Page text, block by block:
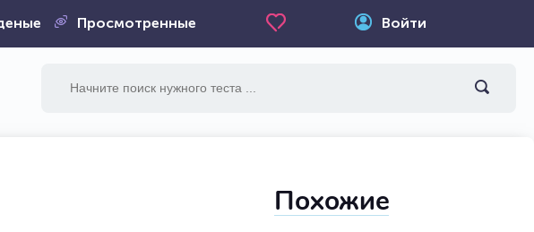
Просмотренные Войти
Похожие